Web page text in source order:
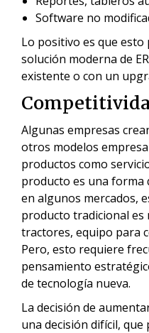
Software no
Lo positivo es que
solución moderna de
existente o con un
Algunas empresas
otros modelos
productos como
producto es una forma
en algunos mercados,
producto tradicional es
tractores, equipo para
Pero, esto requiere
pensamiento
de tecnología nueva.
La decisión de
una decisión difícil,